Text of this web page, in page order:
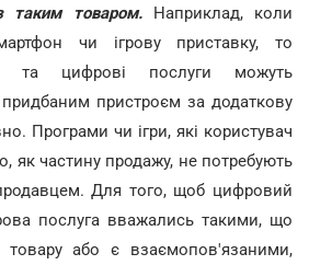
таким товаром.Наприклад, коли
чи ігрову приставку, то
та цифрові послуги можуть
пристроєм за додаткову
Програми чи ігри, які користувач
як частину продажу, не потребують
Для того, щоб цифровий
послуга вважались такими, що
товару або є взаємопов'язаними,